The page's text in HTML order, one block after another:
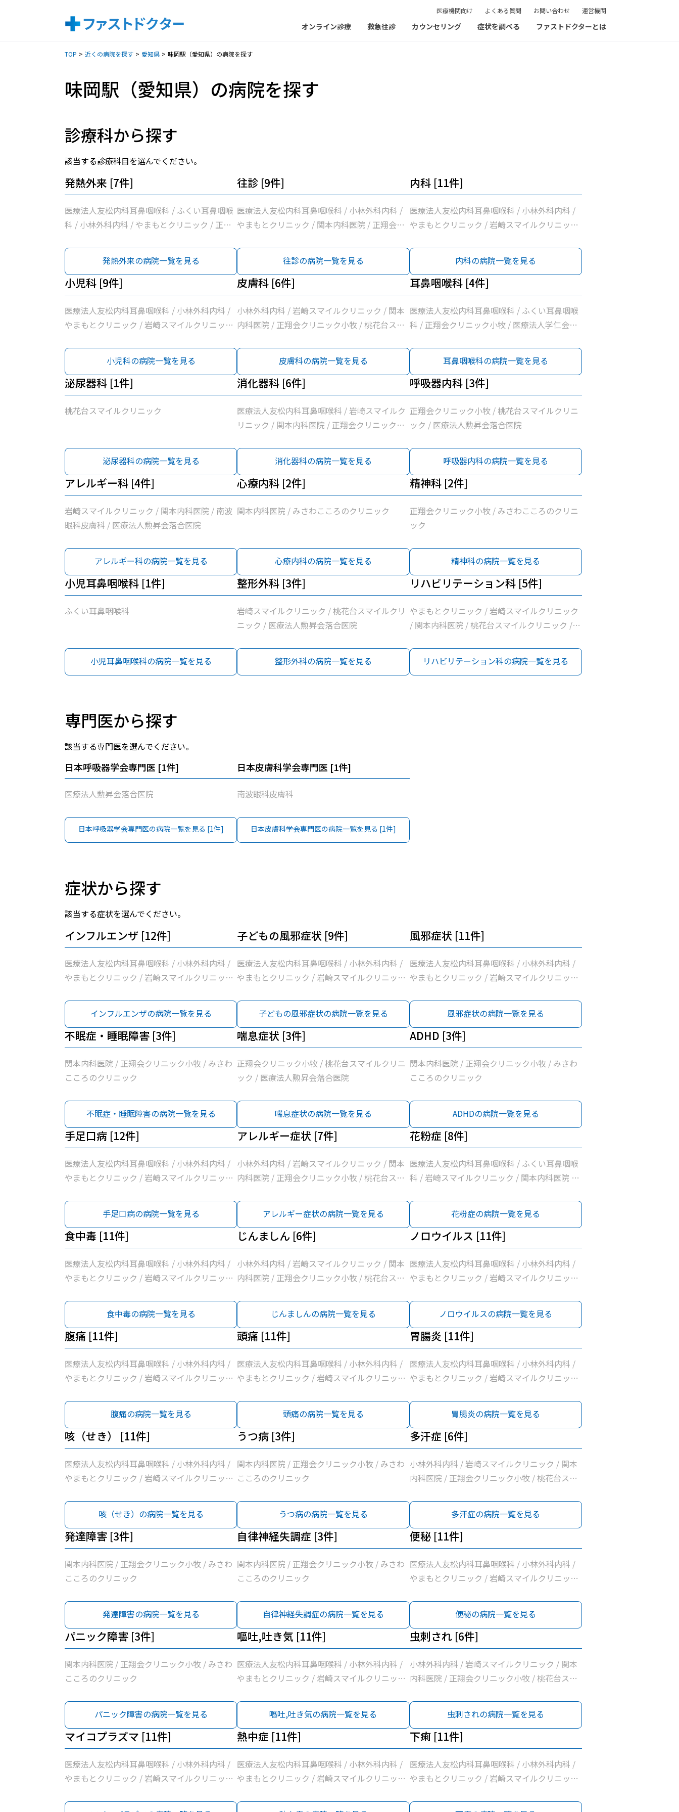
医療機関向け よくある質問 お問い合わせ 運営機関
オンライン診療 救急往診 カウンセリング 症状を調べる ファストドクターとは
TOP 近くの病院を探す 愛知県 味岡駅（愛知県）の病院を探す
味岡駅（愛知県）の病院を探す
診療科から探す
該当する診療科目を選んでください。
発熱外来 [7件]
医療法人友松内科耳鼻咽喉科 / ふくい耳鼻咽喉
科 / 小林外科内科 / やまもとクリニック / 正翔
学仁会高野耳鼻咽喉科
発熱外来の病院一覧を見る
往診 [9件]
医療法人友松内科耳鼻咽喉科 / 小林外科内科 /
やまもとクリニック / 関本内科医院 / 正翔会ク
アーレクリニック / 医療法人勲昇会落合医院 /
前川クリニック
往診の病院一覧を見る
内科 [11件]
医療法人友松内科耳鼻咽喉科 / 小林外科内科 /
やまもとクリニック / 岩崎スマイルクリニック
クリニック / 桃花台スマイルクリニック / ピア
ーレクリニック / 医療法人勲昇会落合医院 / 前
川クリニック
内科の病院一覧を見る
小児科 [9件]
医療法人友松内科耳鼻咽喉科 / 小林外科内科 /
やまもとクリニック / 岩崎スマイルクリニック
喉科 / ピアーレクリニック / 医療法人勲昇会落
合医院 / 前川クリニック
小児科の病院一覧を見る
皮膚科 [6件]
小林外科内科 / 岩崎スマイルクリニック / 関本
内科医院 / 正翔会クリニック小牧 / 桃花台スマ
皮膚科の病院一覧を見る
耳鼻咽喉科 [4件]
医療法人友松内科耳鼻咽喉科 / ふくい耳鼻咽喉
科 / 正翔会クリニック小牧 / 医療法人学仁会高
耳鼻咽喉科の病院一覧を見る
泌尿器科 [1件]
桃花台スマイルクリニック
泌尿器科の病院一覧を見る
消化器科 [6件]
医療法人友松内科耳鼻咽喉科 / 岩崎スマイルク
リニック / 関本内科医院 / 正翔会クリニック小
ク
消化器科の病院一覧を見る
呼吸器内科 [3件]
正翔会クリニック小牧 / 桃花台スマイルクリニ
ック / 医療法人勲昇会落合医院
呼吸器内科の病院一覧を見る
アレルギー科 [4件]
岩崎スマイルクリニック / 関本内科医院 / 南波
眼科皮膚科 / 医療法人勲昇会落合医院
アレルギー科の病院一覧を見る
心療内科 [2件]
関本内科医院 / みさわこころのクリニック
心療内科の病院一覧を見る
精神科 [2件]
正翔会クリニック小牧 / みさわこころのクリニ
ック
精神科の病院一覧を見る
小児耳鼻咽喉科 [1件]
ふくい耳鼻咽喉科
小児耳鼻咽喉科の病院一覧を見る
整形外科 [3件]
岩崎スマイルクリニック / 桃花台スマイルクリ
ニック / 医療法人勲昇会落合医院
整形外科の病院一覧を見る
リハビリテーション科 [5件]
やまもとクリニック / 岩崎スマイルクリニック
/ 関本内科医院 / 桃花台スマイルクリニック /
リハビリテーション科の病院一覧を見る
専門医から探す
該当する専門医を選んでください。
日本呼吸器学会専門医 [1件]
医療法人勲昇会落合医院
日本呼吸器学会専門医の病院一覧を見る [1件]
日本皮膚科学会専門医 [1件]
南波眼科皮膚科
日本皮膚科学会専門医の病院一覧を見る [1件]
症状から探す
該当する症状を選んでください。
インフルエンザ [12件]
医療法人友松内科耳鼻咽喉科 / 小林外科内科 /
やまもとクリニック / 岩崎スマイルクリニック
クリニック / 桃花台スマイルクリニック / 医療
法人学仁会高野耳鼻咽喉科 / ピアーレクリニッ
ク / 医療法人勲昇会落合医院 / 前川クリニック
インフルエンザの病院一覧を見る
子どもの風邪症状 [9件]
医療法人友松内科耳鼻咽喉科 / 小林外科内科 /
やまもとクリニック / 岩崎スマイルクリニック
喉科 / ピアーレクリニック / 医療法人勲昇会落
合医院 / 前川クリニック
子どもの風邪症状の病院一覧を見る
風邪症状 [11件]
医療法人友松内科耳鼻咽喉科 / 小林外科内科 /
やまもとクリニック / 岩崎スマイルクリニック
クリニック / 桃花台スマイルクリニック / ピア
ーレクリニック / 医療法人勲昇会落合医院 / 前
川クリニック
風邪症状の病院一覧を見る
不眠症・睡眠障害 [3件]
関本内科医院 / 正翔会クリニック小牧 / みさわ
こころのクリニック
不眠症・睡眠障害の病院一覧を見る
喘息症状 [3件]
正翔会クリニック小牧 / 桃花台スマイルクリニ
ック / 医療法人勲昇会落合医院
喘息症状の病院一覧を見る
ADHD [3件]
関本内科医院 / 正翔会クリニック小牧 / みさわ
こころのクリニック
ADHDの病院一覧を見る
手足口病 [12件]
医療法人友松内科耳鼻咽喉科 / 小林外科内科 /
やまもとクリニック / 岩崎スマイルクリニック
クリニック / 桃花台スマイルクリニック / 医療
法人学仁会高野耳鼻咽喉科 / ピアーレクリニッ
ク / 医療法人勲昇会落合医院 / 前川クリニック
手足口病の病院一覧を見る
アレルギー症状 [7件]
小林外科内科 / 岩崎スマイルクリニック / 関本
内科医院 / 正翔会クリニック小牧 / 桃花台スマ
昇会落合医院
アレルギー症状の病院一覧を見る
花粉症 [8件]
医療法人友松内科耳鼻咽喉科 / ふくい耳鼻咽喉
科 / 岩崎スマイルクリニック / 関本内科医院 /
法人学仁会高野耳鼻咽喉科 / 医療法人勲昇会落
花粉症の病院一覧を見る
食中毒 [11件]
医療法人友松内科耳鼻咽喉科 / 小林外科内科 /
やまもとクリニック / 岩崎スマイルクリニック
クリニック / 桃花台スマイルクリニック / ピア
ーレクリニック / 医療法人勲昇会落合医院 / 前
川クリニック
食中毒の病院一覧を見る
じんましん [6件]
小林外科内科 / 岩崎スマイルクリニック / 関本
内科医院 / 正翔会クリニック小牧 / 桃花台スマ
じんましんの病院一覧を見る
ノロウイルス [11件]
医療法人友松内科耳鼻咽喉科 / 小林外科内科 /
やまもとクリニック / 岩崎スマイルクリニック
クリニック / 桃花台スマイルクリニック / ピア
ーレクリニック / 医療法人勲昇会落合医院 / 前
川クリニック
ノロウイルスの病院一覧を見る
腹痛 [11件]
医療法人友松内科耳鼻咽喉科 / 小林外科内科 /
やまもとクリニック / 岩崎スマイルクリニック
クリニック / 桃花台スマイルクリニック / ピア
ーレクリニック / 医療法人勲昇会落合医院 / 前
川クリニック
腹痛の病院一覧を見る
頭痛 [11件]
医療法人友松内科耳鼻咽喉科 / 小林外科内科 /
やまもとクリニック / 岩崎スマイルクリニック
クリニック / 桃花台スマイルクリニック / ピア
ーレクリニック / 医療法人勲昇会落合医院 / 前
川クリニック
頭痛の病院一覧を見る
胃腸炎 [11件]
医療法人友松内科耳鼻咽喉科 / 小林外科内科 /
やまもとクリニック / 岩崎スマイルクリニック
クリニック / 桃花台スマイルクリニック / ピア
ーレクリニック / 医療法人勲昇会落合医院 / 前
川クリニック
胃腸炎の病院一覧を見る
咳（せき） [11件]
医療法人友松内科耳鼻咽喉科 / 小林外科内科 /
やまもとクリニック / 岩崎スマイルクリニック
クリニック / 桃花台スマイルクリニック / ピア
ーレクリニック / 医療法人勲昇会落合医院 / 前
川クリニック
咳（せき）の病院一覧を見る
うつ病 [3件]
関本内科医院 / 正翔会クリニック小牧 / みさわ
こころのクリニック
うつ病の病院一覧を見る
多汗症 [6件]
小林外科内科 / 岩崎スマイルクリニック / 関本
内科医院 / 正翔会クリニック小牧 / 桃花台スマ
多汗症の病院一覧を見る
発達障害 [3件]
関本内科医院 / 正翔会クリニック小牧 / みさわ
こころのクリニック
発達障害の病院一覧を見る
自律神経失調症 [3件]
関本内科医院 / 正翔会クリニック小牧 / みさわ
こころのクリニック
自律神経失調症の病院一覧を見る
便秘 [11件]
医療法人友松内科耳鼻咽喉科 / 小林外科内科 /
やまもとクリニック / 岩崎スマイルクリニック
クリニック / 桃花台スマイルクリニック / ピア
ーレクリニック / 医療法人勲昇会落合医院 / 前
川クリニック
便秘の病院一覧を見る
パニック障害 [3件]
関本内科医院 / 正翔会クリニック小牧 / みさわ
こころのクリニック
パニック障害の病院一覧を見る
嘔吐,吐き気 [11件]
医療法人友松内科耳鼻咽喉科 / 小林外科内科 /
やまもとクリニック / 岩崎スマイルクリニック
クリニック / 桃花台スマイルクリニック / ピア
ーレクリニック / 医療法人勲昇会落合医院 / 前
川クリニック
嘔吐,吐き気の病院一覧を見る
虫刺され [6件]
小林外科内科 / 岩崎スマイルクリニック / 関本
内科医院 / 正翔会クリニック小牧 / 桃花台スマ
虫刺されの病院一覧を見る
マイコプラズマ [11件]
医療法人友松内科耳鼻咽喉科 / 小林外科内科 /
やまもとクリニック / 岩崎スマイルクリニック
クリニック / 桃花台スマイルクリニック / ピア
熱中症 [11件]
医療法人友松内科耳鼻咽喉科 / 小林外科内科 /
やまもとクリニック / 岩崎スマイルクリニック
クリニック / 桃花台スマイルクリニック / ピア
下痢 [11件]
医療法人友松内科耳鼻咽喉科 / 小林外科内科 /
やまもとクリニック / 岩崎スマイルクリニック
クリニック / 桃花台スマイルクリニック / ピア